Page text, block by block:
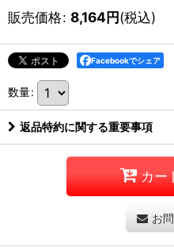
販売価格: 8,164円(税込)
Facebookでシェア
数量:
返品特約に関する重要事項
カー
お